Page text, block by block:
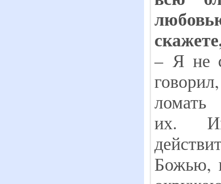
– Я не
их.
Божью,